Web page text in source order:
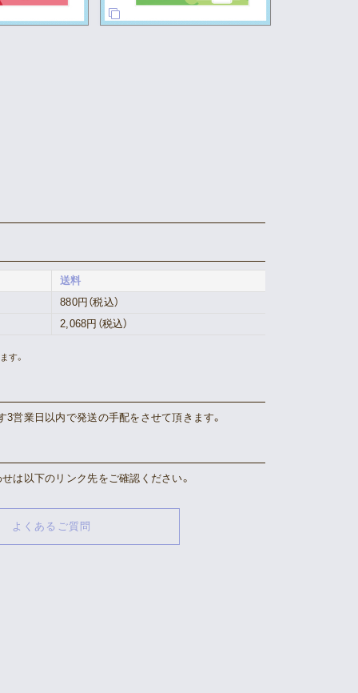
送料
880円（税込）
2,068円（税込）
す。
営業日以内で発送の手配をさせて頂きます。
は以下のリンク先をご確認ください。
よくあるご質問